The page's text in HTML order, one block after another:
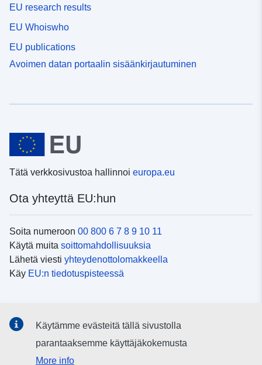
EU research results
EU Whoiswho
EU publications
Avoimen datan portaalin sisäänkirjautuminen
Tätä verkkosivustoa hallinnoi europa.eu
Ota yhteyttä EU:hun
Soita numeroon 00 800 6 7 8 9 10 11
Käytä muita soittomahdollisuuksia
Lähetä viesti yhteydenottolomakkeella
Käy EU:n tiedotuspisteessä
sosiaalisessa mediassa
Käytämme evästeitä tällä sivustolla
parantaaksemme käyttäjäkokemusta
More info